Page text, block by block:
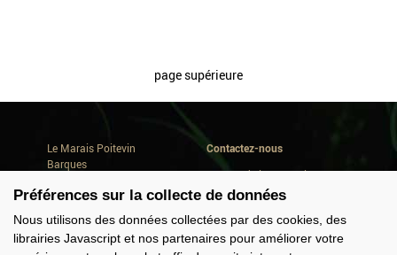
page supérieure
Le Marais Poitevin
Barques
Où manger
Conseils de séjour
Quoi faire
Consommer local
Contactez-nous
Avenue de la Repentie
79460 Magné
Tél. +33(0) 5 49 35 90 47
info@marais-poitevin.com
Préférences sur la collecte de données
Nous utilisons des données collectées par des cookies, des
librairies Javascript et nos partenaires pour améliorer votre